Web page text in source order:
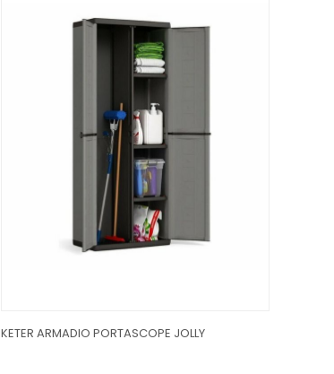
KETER ARMADIO PORTASCOPE JOLLY